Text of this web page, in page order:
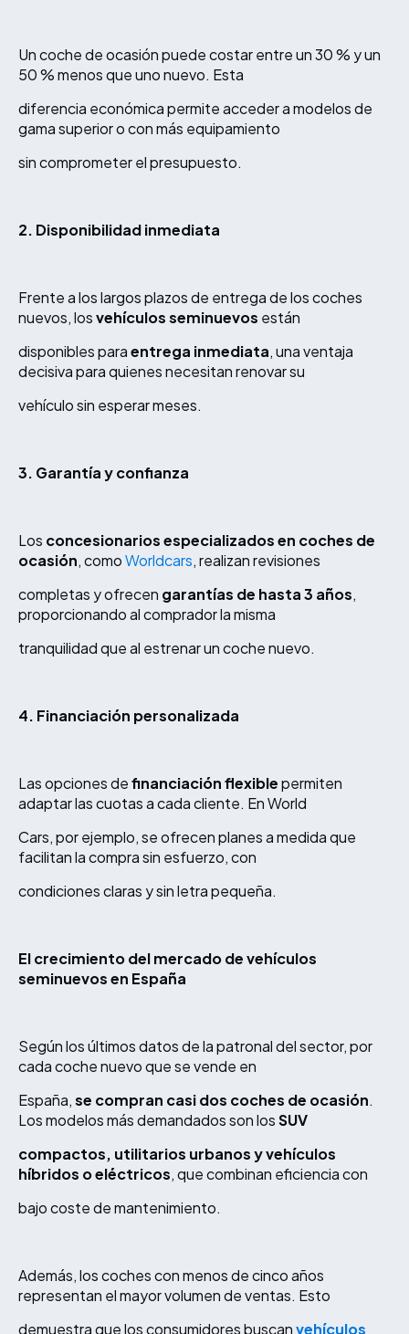
Un coche de ocasión puede costar entre un 30 % y un
50 % menos que uno nuevo. Esta
diferencia económica permite acceder a modelos de
gama superior o con más equipamiento
sin comprometer el presupuesto.
2. Disponibilidad inmediata
Frente a los largos plazos de entrega de los coches
nuevos, losvehículos seminuevos están
disponibles paraentrega inmediata, una ventaja
decisiva para quienes necesitan renovar su
vehículo sin esperar meses.
3. Garantía y confianza
Los concesionarios especializados en coches de
ocasión, comoWorldcars, realizan revisiones
completas y ofrecen garantías de hasta 3 años,
proporcionando al comprador la misma
tranquilidad que al estrenar un coche nuevo.
4. Financiación personalizada
Las opciones definanciación flexiblepermiten
adaptar las cuotas a cada cliente. En World
Cars, por ejemplo, se ofrecen planes a medida que
facilitan la compra sin esfuerzo, con
condiciones claras y sin letra pequeña.
El crecimiento del mercado de vehículos
seminuevos en España
Según los últimos datos de la patronal del sector, por
cada coche nuevo que se vende en
España,se compran casi dos coches de ocasión.
Los modelos más demandados son losSUV
compactos, utilitarios urbanos y vehículos
híbridos o eléctricos, que combinan eficiencia con
bajo coste de mantenimiento.
Además, los coches con menos de cinco años
representan el mayor volumen de ventas. Esto
demuestra que los consumidores buscanvehículos